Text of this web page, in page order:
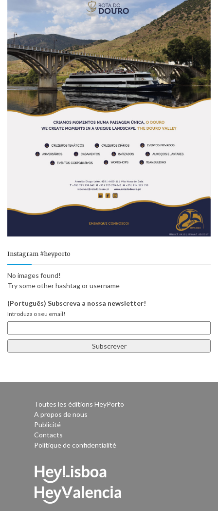
Instagram #heyporto
No images found!
Try some other hashtag or username
(Português) Subscreva a nossa newsletter!
Introduza o seu email!
Toutes les éditions HeyPorto
A propos de nous
Publicité
Contacts
Politique de confidentialité